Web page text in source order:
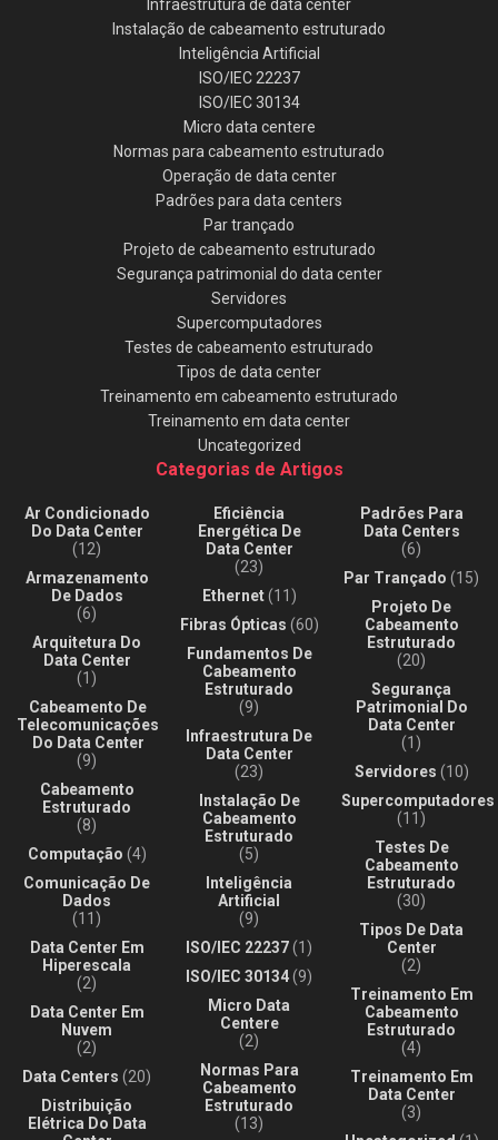
Infraestrutura de data center
Instalação de cabeamento estruturado
Inteligência Artificial
ISO/IEC 22237
ISO/IEC 30134
Micro data centere
Normas para cabeamento estruturado
Operação de data center
Padrões para data centers
Par trançado
Projeto de cabeamento estruturado
Segurança patrimonial do data center
Servidores
Supercomputadores
Testes de cabeamento estruturado
Tipos de data center
Treinamento em cabeamento estruturado
Treinamento em data center
Uncategorized
Categorias de Artigos
Ar Condicionado
Do Data Center
(12)
Armazenamento
De Dados
(6)
Arquitetura Do
Data Center
(1)
Cabeamento De
Telecomunicações
Do Data Center
(9)
Cabeamento
Estruturado
(8)
Computação (4)
Comunicação De
Dados
(11)
Data Center Em
Hiperescala
(2)
Data Center Em
Nuvem
(2)
Data Centers (20)
Distribuição
Elétrica Do Data
Eficiência
Energética De
Data Center
(23)
Ethernet(11)
Fibras Ópticas (60)
Fundamentos De
Cabeamento
Estruturado
(9)
Infraestrutura De
Data Center
(23)
Instalação De
Cabeamento
Estruturado
(5)
Inteligência
Artificial
(9)
ISO/IEC 22237(1)
ISO/IEC 30134(9)
Micro Data
Centere
(2)
Normas Para
Cabeamento
Estruturado
(13)
Padrões Para
Data Centers
(6)
Par Trançado (15)
Projeto De
Cabeamento
Estruturado
(20)
Segurança
Patrimonial Do
Data Center
(1)
Servidores (10)
Supercomputadores
(11)
Testes De
Cabeamento
Estruturado
(30)
Tipos De Data
Center
(2)
Treinamento Em
Cabeamento
Estruturado
(4)
Treinamento Em
Data Center
(3)